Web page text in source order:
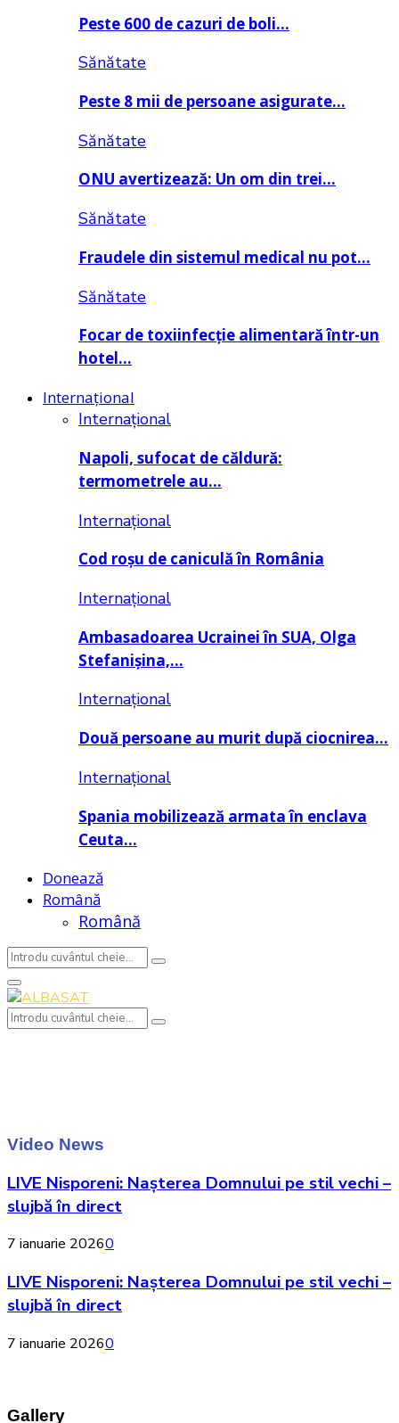
Peste 600 de cazuri de boli…
Sănătate
Peste 8 mii de persoane asigurate…
Sănătate
ONU avertizează: Un om din trei…
Sănătate
Fraudele din sistemul medical nu pot…
Sănătate
Focar de toxiinfecție alimentară într-un
hotel…
Internațional
Internațional
Napoli, sufocat de căldură:
termometrele au…
Internațional
Cod roșu de caniculă în România
Internațional
Ambasadoarea Ucrainei în SUA, Olga
Stefanișina,…
Internațional
Două persoane au murit după ciocnirea…
Internațional
Spania mobilizează armata în enclava
Ceuta…
Donează
Română
Română
Search
for:
Search
Primary
Menu
Search
Search
Video News
LIVE Nisporeni: Nașterea Domnului pe stil vechi –
slujbă în direct
7 ianuarie 20260
LIVE Nisporeni: Nașterea Domnului pe stil vechi –
slujbă în direct
7 ianuarie 20260
Gallery